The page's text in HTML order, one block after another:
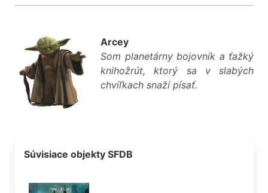
Arcey
Som planetárny bojovník a ťažký
knihožrút, ktorý sa v slabých
chvíľkach snaží písať.
Súvisiace objekty SFDB